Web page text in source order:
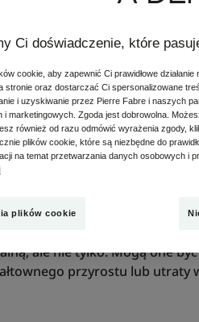
nazwie i sposobie, w jaki
powiedzieć, że darzymy je
sposobem na to, aby
i kiedy się
o barwie purpurowo-
samym kolorze co skóra.
świadkowie naszego
ale nie tylko. Mogą one
przyrostu lub utraty
Ci doświadczenie, które
cookie, aby zapewnić Ci prawidłowe
stronie oraz dostarczać Ci spersonalizowane
i uzyskiwanie przez Pierre Fabre i naszych
i marketingowych. Zgoda jest dobrowolna.
również od razu odmówić wyrażenia zgody,
plików cookie, które są niezbędne do
na temat przetwarzania danych osobowych i
plików cookie